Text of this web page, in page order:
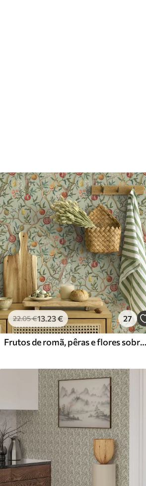
Materiais disponíveis
Standard
45.0027.00€/m²
22.05€13.23€ 27
Frutos de romã, pêras e flores sobre um fundo verde claro